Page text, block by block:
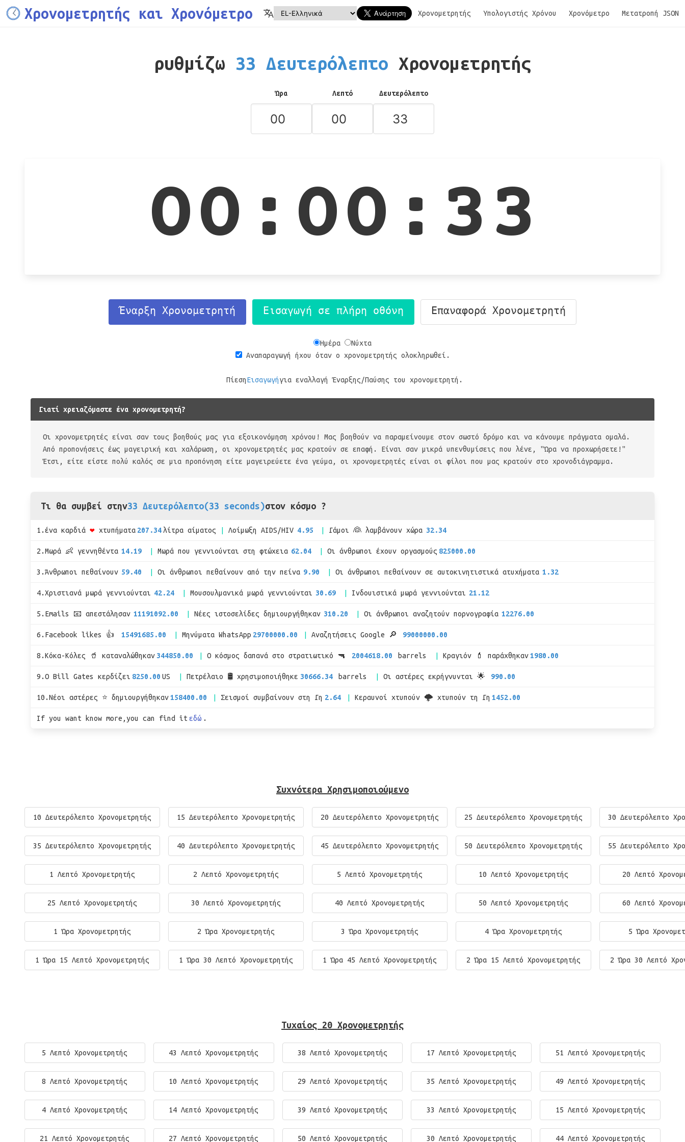
Χρονομετρητής και Χρονόμετρο Χρονομετρητής Υπολογιστής Χρόνου Χρονόμετρο Μετατροπή JSON
ρυθμίζω 33 Δευτερόλεπτο Χρονομετρητής
Ώρα Λεπτό Δευτερόλεπτο
00:00:33
Έναρξη Χρονομετρητή Εισαγωγή σε πλήρη οθόνη Επαναφορά Χρονομετρητή
Ημέρα
Νύχτα
Αναπαραγωγή ήχου όταν ο χρονομετρητής ολοκληρωθεί.
ΠίεσηΕισαγωγήγια εναλλαγή Έναρξης/Παύσης του χρονομετρητή.
Γιατί χρειαζόμαστε ένα χρονομετρητή?
Οι χρονομετρητές είναι σαν τους βοηθούς μας για εξοικονόμηση χρόνου! Μας βοηθούν να παραμείνουμε στον σωστό δρόμο και να κάνουμε πράγματα ομαλά.
Από προπονήσεις έως μαγειρική και χαλάρωση, οι χρονομετρητές μας κρατούν σε επαφή. Είναι σαν μικρά υπενθυμίσεις που λένε, "Ώρα να προχωρήσετε!"
Έτσι, είτε είστε πολύ καλός σε μια προπόνηση είτε μαγειρεύετε ένα γεύμα, οι χρονομετρητές είναι οι φίλοι που μας κρατούν στο χρονοδιάγραμμα.
Τι θα συμβεί στην33 Δευτερόλεπτο(33 seconds)στον κόσμο ?
1.ένα καρδιά ❤ χτυπήματα 207.34 λίτρα αίματος Λοίμωξη AIDS/HIV 4.95 Γάμοι 👰 λαμβάνουν χώρα 32.34
2.Μωρά 👶 γεννηθέντα 14.19 Μωρά που γεννιούνται στη φτώχεια 62.04 Οι άνθρωποι έχουν οργασμούς 825000.00
3.Άνθρωποι πεθαίνουν 59.40 Οι άνθρωποι πεθαίνουν από την πείνα 9.90 Οι άνθρωποι πεθαίνουν σε αυτοκινητιστικά ατυχήματα 1.32
4.Χριστιανά μωρά γεννιούνται 42.24 Μουσουλμανικά μωρά γεννιούνται 30.69 Ινδουιστικά μωρά γεννιούνται 21.12
5.Emails 📧 απεστάλησαν 11191092.00 Νέες ιστοσελίδες δημιουργήθηκαν 310.20 Οι άνθρωποι αναζητούν πορνογραφία 12276.00
6.Facebook likes 👍 15491685.00 Μηνύματα WhatsApp 29700000.00 Αναζητήσεις Google 🔎 99000000.00
8.Κόκα-Κόλες 🥤 καταναλώθηκαν 344850.00 Ο κόσμος δαπανά στο στρατιωτικό 🔫 2004618.00 barrels Κραγιόν 💄 παράχθηκαν 1980.00
9.Ο Bill Gates κερδίζει 8250.00 US Πετρέλαιο 🛢 χρησιμοποιήθηκε 30666.34 barrels Οι αστέρες εκρήγνυνται 🌟 990.00
10.Νέοι αστέρες ⭐ δημιουργήθηκαν158400.00 Σεισμοί συμβαίνουν στη Γη 2.64 Κεραυνοί χτυπούν 🌩 χτυπούν τη Γη 1452.00
If you want know more,you can find it εδώ .
Συχνότερα Χρησιμοποιούμενο
10 Δευτερόλεπτο Χρονομετρητής 15 Δευτερόλεπτο Χρονομετρητής 20 Δευτερόλεπτο Χρονομετρητής 25 Δευτερόλεπτο Χρονομετρητής 30 Δευτερόλεπτο
35 Δευτερόλεπτο Χρονομετρητής 40 Δευτερόλεπτο Χρονομετρητής 45 Δευτερόλεπτο Χρονομετρητής 50 Δευτερόλεπτο Χρονομετρητής 55 Δευτερόλεπτο
1 Λεπτό Χρονομετρητής 2 Λεπτό Χρονομετρητής 5 Λεπτό Χρονομετρητής 10 Λεπτό Χρονομετρητής 20 Λεπτό
25 Λεπτό Χρονομετρητής 30 Λεπτό Χρονομετρητής 40 Λεπτό Χρονομετρητής 50 Λεπτό Χρονομετρητής 60 Λεπτό
1 Ώρα Χρονομετρητής 2 Ώρα Χρονομετρητής 3 Ώρα Χρονομετρητής 4 Ώρα Χρονομετρητής 5 Ώρα
1 Ώρα 15 Λεπτό Χρονομετρητής 1 Ώρα 30 Λεπτό Χρονομετρητής 1 Ώρα 45 Λεπτό Χρονομετρητής 2 Ώρα 15 Λεπτό Χρονομετρητής 2 Ώρα 30 Λεπτό
Τυχαίος 20 Χρονομετρητής
5 Λεπτό Χρονομετρητής 43 Λεπτό Χρονομετρητής 38 Λεπτό Χρονομετρητής 17 Λεπτό Χρονομετρητής 51 Λεπτό Χρονομετρητής
8 Λεπτό Χρονομετρητής 10 Λεπτό Χρονομετρητής 29 Λεπτό Χρονομετρητής 35 Λεπτό Χρονομετρητής 49 Λεπτό Χρονομετρητής
4 Λεπτό Χρονομετρητής 14 Λεπτό Χρονομετρητής 39 Λεπτό Χρονομετρητής 33 Λεπτό Χρονομετρητής 15 Λεπτό Χρονομετρητής
21 Λεπτό Χρονομετρητής 27 Λεπτό Χρονομετρητής 50 Λεπτό Χρονομετρητής 30 Λεπτό Χρονομετρητής 44 Λεπτό Χρονομετρητής